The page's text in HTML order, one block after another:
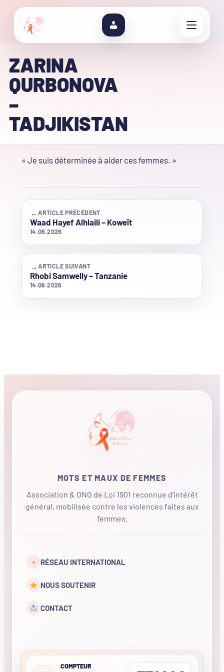
ZARINA
QURBONOVA
–
TADJIKISTAN
« Je suis déterminée à aider ces femmes. »
←ARTICLE PRÉCÉDENT
Waad Hayef Alhlaili – Koweït
14.06.2026
→ARTICLE SUIVANT
Rhobi Samwelly – Tanzanie
14.06.2026
MOTS ET MAUX DE FEMMES
Association & ONG de Loi 1901 reconnue d'intérêt
général, mobilisée contre les violences faites aux
femmes.
• RÉSEAU INTERNATIONAL
NOUS SOUTENIR
CONTACT
COMPTEUR